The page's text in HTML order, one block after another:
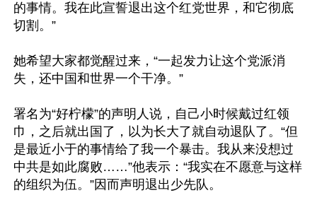
的事情。我在此宣誓退出这个红党世界，和它彻底
切割。”
她希望大家都觉醒过来，“一起发力让这个党派消
失，还中国和世界一个干净。”
署名为“好柠檬”的声明人说，自己小时候戴过红领
巾，之后就出国了，以为长大了就自动退队了。“但
是最近小于的事情给了我一个暴击。我从来没想过
中共是如此腐败……”他表示：“我实在不愿意与这样
的组织为伍。”因而声明退出少先队。